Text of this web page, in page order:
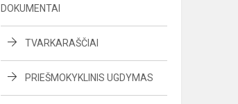
DOKUMENTAI
TVARKARAŠČIAI
PRIEŠMOKYKLINIS UGDYMAS